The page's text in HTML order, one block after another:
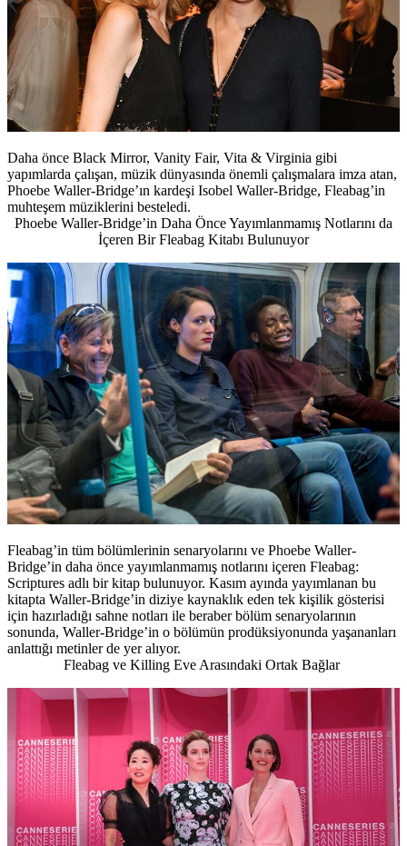
Daha önce Black Mirror, Vanity Fair, Vita & Virginia gibi
yapımlarda çalışan, müzik dünyasında önemli çalışmalara imza atan,
Phoebe Waller-Bridge’ın kardeşi Isobel Waller-Bridge, Fleabag’in
muhteşem müziklerini besteledi.
Phoebe Waller-Bridge’in Daha Önce Yayımlanmamış Notlarını da
İçeren Bir Fleabag Kitabı Bulunuyor
Fleabag’in tüm bölümlerinin senaryolarını ve Phoebe Waller-
Bridge’in daha önce yayımlanmamış notlarını içeren Fleabag:
Scriptures adlı bir kitap bulunuyor. Kasım ayında yayımlanan bu
kitapta Waller-Bridge’in diziye kaynaklık eden tek kişilik gösterisi
için hazırladığı sahne notları ile beraber bölüm senaryolarının
sonunda, Waller-Bridge’in o bölümün prodüksiyonunda yaşananları
anlattığı metinler de yer alıyor.
Fleabag ve Killing Eve Arasındaki Ortak Bağlar